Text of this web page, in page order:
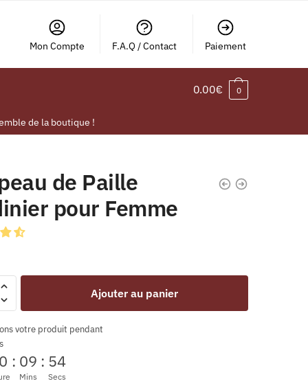
Mon Compte F.A.Q / Contact Paiement
0.00€ 0
de la boutique !
de Paille
pour Femme
Ajouter au panier
votre produit pendant
: 09
Mins
: 54
Secs